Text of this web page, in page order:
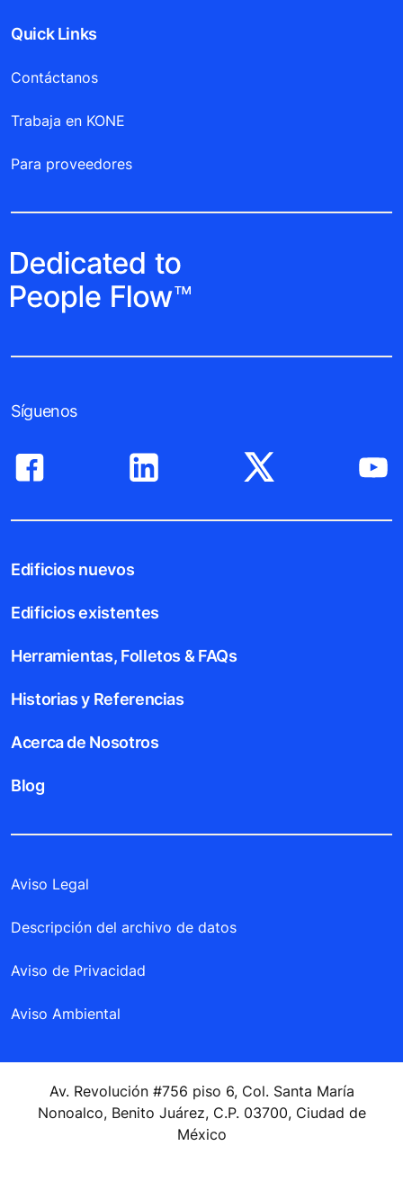
Quick Links
Contáctanos
Trabaja en KONE
Para proveedores
Síguenos
Edificios nuevos
Edificios existentes
Herramientas, Folletos & FAQs
Historias y Referencias
Acerca de Nosotros
Blog
Aviso Legal
Descripción del archivo de datos
Aviso de Privacidad
Aviso Ambiental
Av. Revolución #756 piso 6, Col. Santa María
Nonoalco, Benito Juárez, C.P. 03700, Ciudad de
México